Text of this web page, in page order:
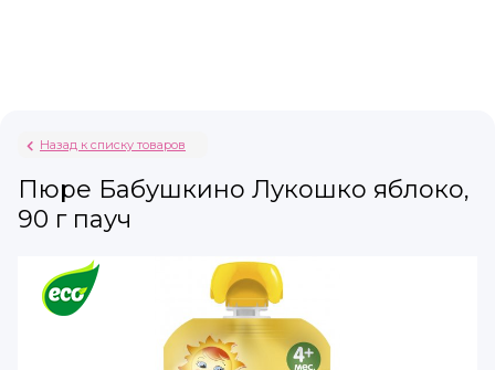
Назад к списку товаров
Пюре Бабушкино Лукошко яблоко,
90 г пауч